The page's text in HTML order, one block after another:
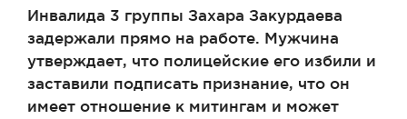
Инвалида 3 группы Захара Закурдаева
задержали прямо на работе. Мужчина
утверждает, что полицейские его избили и
заставили подписать признание, что он
имеет отношение к митингам и может